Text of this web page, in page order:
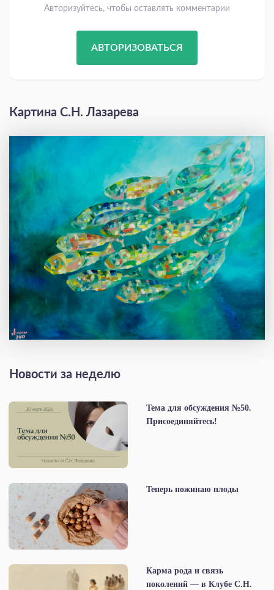
Авторизуйтесь, чтобы оставлять комментарии
АВТОРИЗОВАТЬСЯ
Картина С.Н. Лазарева
Новости за неделю
Тема для обсуждения №50.
Присоединяйтесь!
Теперь пожинаю плоды
Карма рода и связь
поколений — в Клубе С.Н.